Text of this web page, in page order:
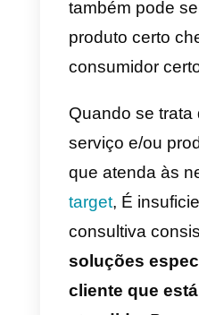
A
O objetivo
comunicar
as
compra e